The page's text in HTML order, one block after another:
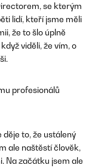
se kterým
lidí, kteří jsme měli
že to šlo úplně
viděli, že vím, o
profesionálů
to, že ustálený
ale naštěstí člověk,
Na začátku jsem ale